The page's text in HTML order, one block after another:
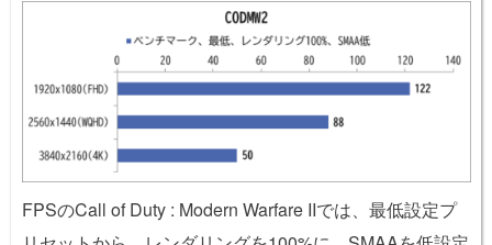
FPSのCall of Duty : Modern Warfare IIでは、最低設定プ